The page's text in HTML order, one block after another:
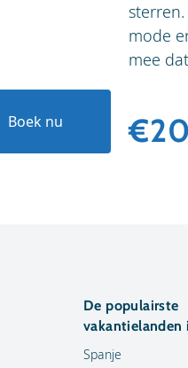
Boek nu
mode
mee
De populairste
vakantielanden
Spanje